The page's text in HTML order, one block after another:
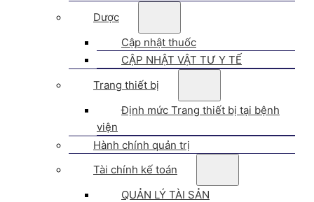
Dược
Cập nhật thuốc
CẬP NHẬT VẬT TƯ Y TẾ
Trang thiết bị
Định mức Trang thiết bị tại bệnh
viện
Hành chính quản trị
Tài chính kế toán
QUẢN LÝ TÀI SẢN